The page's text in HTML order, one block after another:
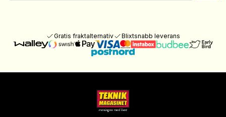
Gratis fraktalternativ Blixtsnabb leverans